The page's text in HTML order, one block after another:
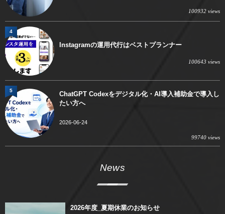
100932 views
Instagramの運用代行はベストプランナー
100643 views
4
ChatGPT Codexをデジタル化・AI導入補助金で導入し
たい方へ
2026-06-24
99740 views
5
News
2026年度_夏期休業のお知らせ